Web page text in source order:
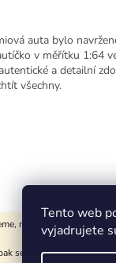
Tento web
vyjadrujete
nákup i pro Slovensko
se rozšíří sortiment.
auta bylo
v měřítku 1:64
a detailní
všechny.